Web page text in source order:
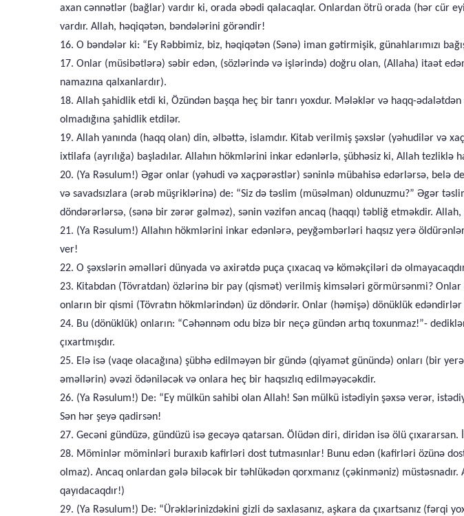
axan cənnətlər (bağlar) vardır ki, orada əbədi qalacaqlar. Onlardan ötrü orada (hər cür
vardır. Allah, həqiqətən, bəndələrini görəndir!
16. O bəndələr ki: “Ey Rəbbimiz, biz, həqiqətən (Sənə) iman gətirmişik, günahlarımızı
17. Onlar (müsibətlərə) səbir edən, (sözlərində və işlərində) doğru olan, (Allaha) itaət
namazına qalxanlardır).
18. Allah şahidlik etdi ki, Özündən başqa heç bir tanrı yoxdur. Mələklər və haqq-
olmadığına şahidlik etdilər.
19. Allah yanında (haqq olan) din, əlbəttə, islamdır. Kitab verilmiş şəxslər (yəhudilər və
ixtilafa (ayrılığa) başladılar. Allahın hökmlərini inkar edənlərlə, şübhəsiz ki, Allah tezliklə
20. (Ya Rəsulum!) Əgər onlar (yəhudi və xaçpərəstlər) səninlə mübahisə edərlərsə, belə
və savadsızlara (ərəb müşriklərinə) de: “Siz də təslim (müsəlman) oldunuzmu?” Əgər
döndərərlərsə, (sənə bir zərər gəlməz), sənin vəzifən ancaq (haqqı) təbliğ etməkdir.
21. (Ya Rəsulum!) Allahın hökmlərini inkar edənlərə, peyğəmbərləri haqsız yerə
ver!
22. O şəxslərin əməlləri dünyada və axirətdə puça çıxacaq və köməkçiləri də
23. Kitabdan (Tövratdan) özlərinə bir pay (qismət) verilmiş kimsələri görmürsənmi?
onların bir qismi (Tövratın hökmlərindən) üz döndərir. Onlar (həmişə) dönüklük
24. Bu (dönüklük) onların: “Cəhənnəm odu bizə bir neçə gündən artıq toxunmaz!”-
çıxartmışdır.
25. Elə isə (vaqe olacağına) şübhə edilməyən bir gündə (qiyamət günündə) onları (bir
əməllərin) əvəzi ödəniləcək və onlara heç bir haqsızlıq edilməyəcəkdir.
26. (Ya Rəsulum!) De: “Ey mülkün sahibi olan Allah! Sən mülkü istədiyin şəxsə verər,
Sən hər şeyə qadirsən!
27. Gecəni gündüzə, gündüzü isə gecəyə qatarsan. Ölüdən diri, diridən isə ölü çıxararsan.
28. Möminlər möminləri buraxıb kafirləri dost tutmasınlar! Bunu edən (kafirləri özünə
olmaz). Ancaq onlardan gələ biləcək bir təhlükədən qorxmanız (çəkinməniz)
qayıdacaqdır!)
29. (Ya Rəsulum!) De: “Ürəklərinizdəkini gizli də saxlasanız, aşkara da çıxartsanız (fərqi